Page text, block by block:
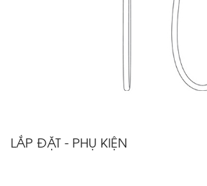
LẮP ĐẶT - PHỤ KIỆN